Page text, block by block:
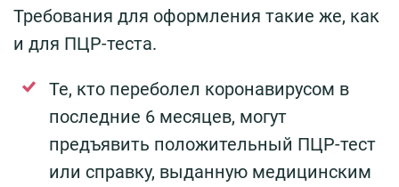
Требования для оформления такие же, как
и для ПЦР-теста.
Те, кто переболел коронавирусом в
последние 6 месяцев, могут
предъявить положительный ПЦР-тест
или справку, выданную медицинским